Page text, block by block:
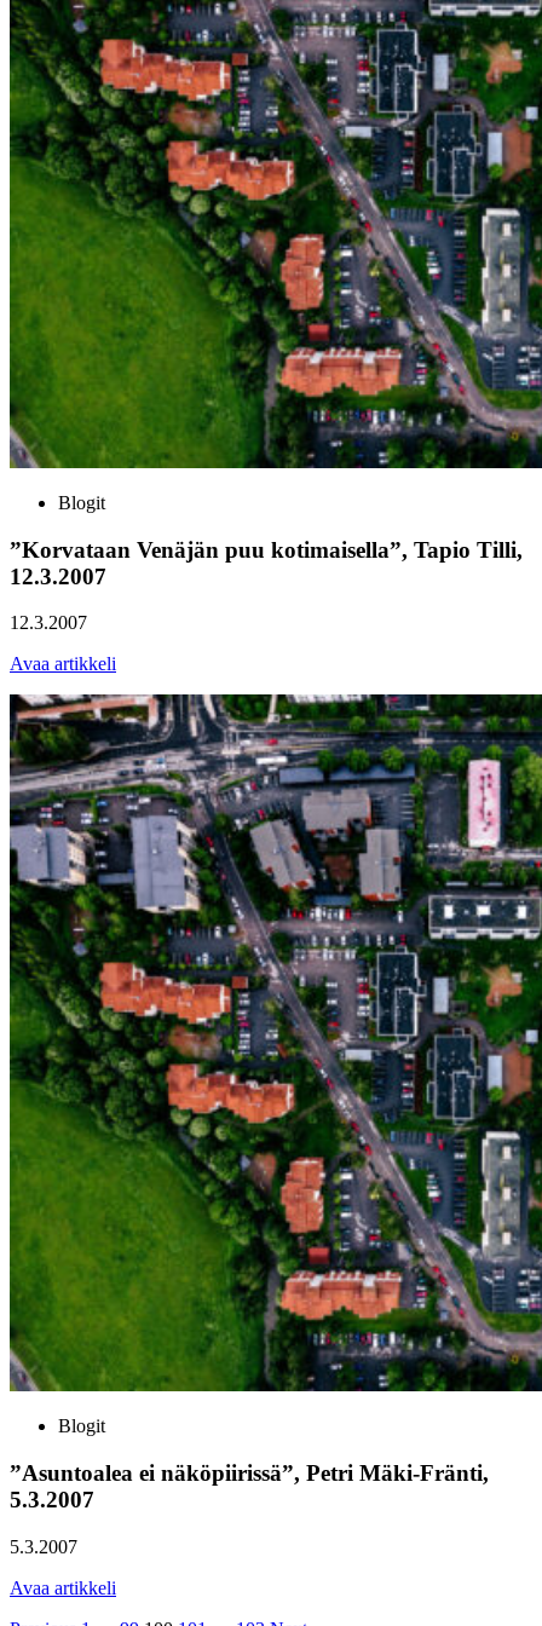
Blogit
”Korvataan Venäjän puu kotimaisella”, Tapio Tilli,
12.3.2007
12.3.2007
Avaa artikkeli
Blogit
”Asuntoalea ei näköpiirissä”, Petri Mäki-Fränti,
5.3.2007
5.3.2007
Avaa artikkeli